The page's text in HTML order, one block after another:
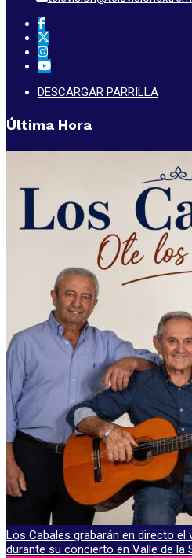
DESCARGAR PARRILLA
Última Hora
Los Cabales grabarán en directo
durante su concierto en Valle de la